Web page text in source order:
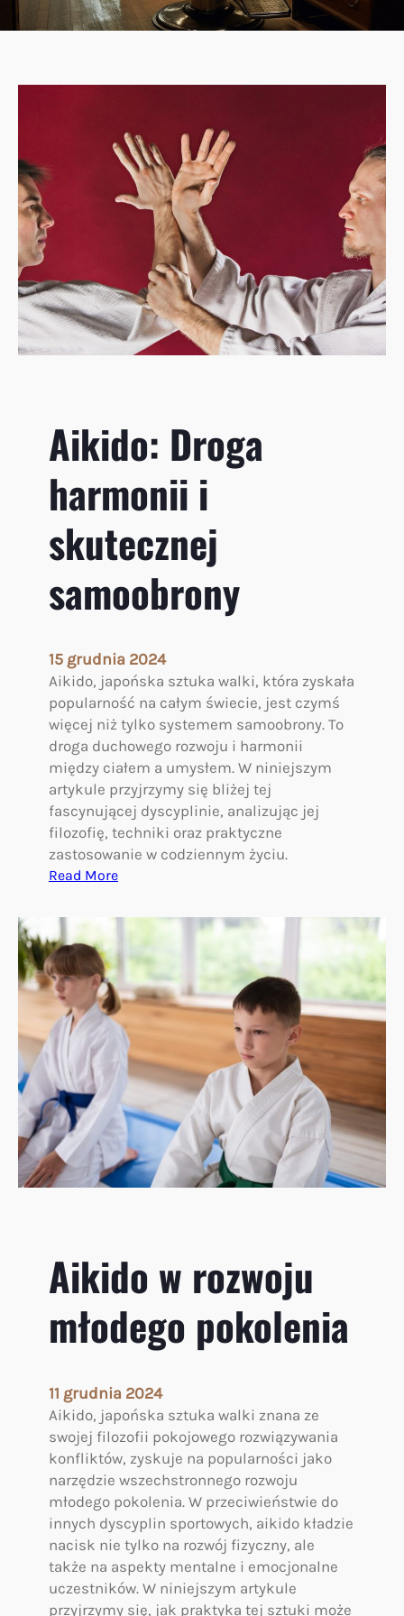
Aikido: Droga
harmonii i
skutecznej
samoobrony
15 grudnia 2024
Aikido, japońska sztuka walki, która zyskała
popularność na całym świecie, jest czymś
więcej niż tylko systemem samoobrony. To
droga duchowego rozwoju i harmonii
między ciałem a umysłem. W niniejszym
artykule przyjrzymy się bliżej tej
fascynującej dyscyplinie, analizując jej
filozofię, techniki oraz praktyczne
zastosowanie w codziennym życiu.
Read More:
i
o
:
D
r
o
g
h
n
i
i
i
u
t
e
c
z
n
e
j
s
a
m
Aikido w rozwoju
młodego pokolenia
11 grudnia 2024
Aikido, japońska sztuka walki znana ze
swojej filozofii pokojowego rozwiązywania
konfliktów, zyskuje na popularności jako
narzędzie wszechstronnego rozwoju
młodego pokolenia. W przeciwieństwie do
innych dyscyplin sportowych, aikido kładzie
nacisk nie tylko na rozwój fizyczny, ale
także na aspekty mentalne i emocjonalne
uczestników. W niniejszym artykule
przyjrzymy się, jak praktyka tej sztuki może